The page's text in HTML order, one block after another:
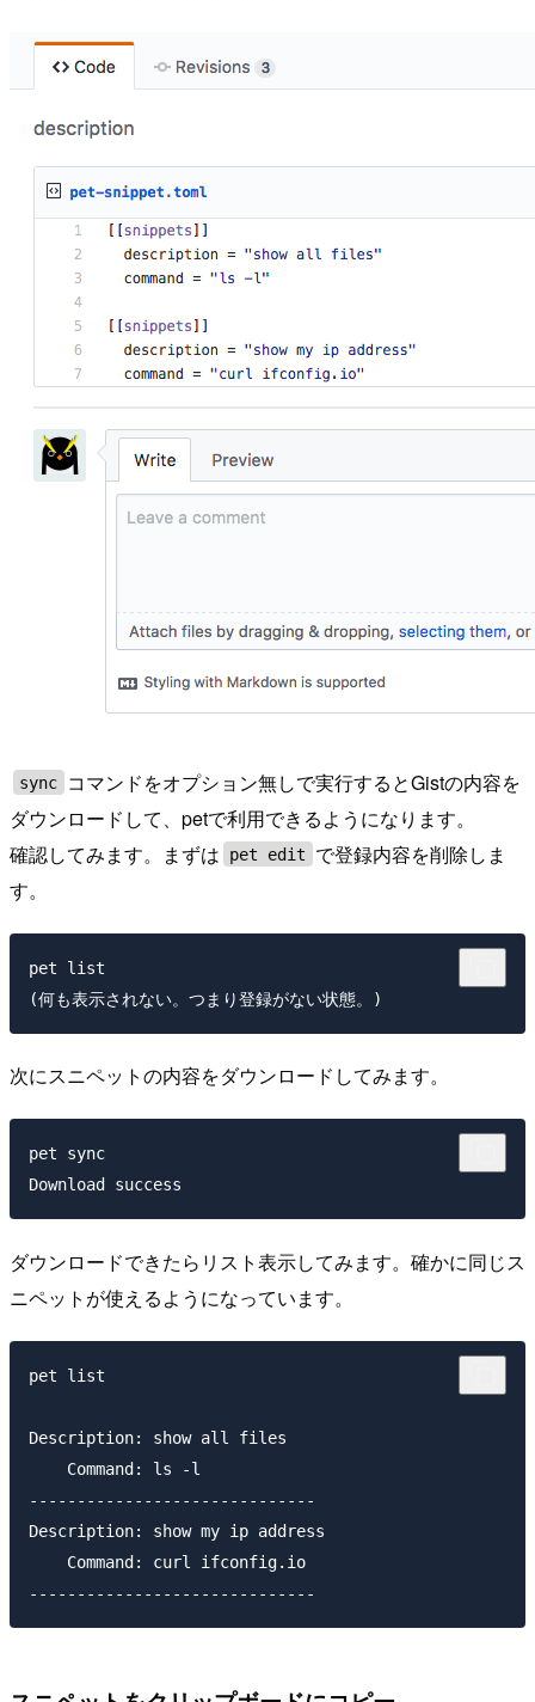
sync
コマンドをオプション無しで実行するとGistの内容を
ダウンロードして、petで利用できるようになります。
確認してみます。まずは
pet edit
で登録内容を削除しま
す。
pet list
次にスニペットの内容をダウンロードしてみます。
pet sync
ダウンロードできたらリスト表示してみます。確かに同じス
ニペットが使えるようになっています。
pet list
Description: show all files
    Command: ls -l
------------------------------
Description: show my ip address
    Command: curl ifconfig.io